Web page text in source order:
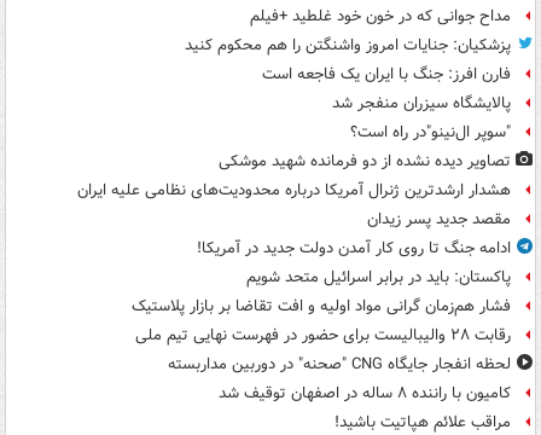
مداح جوانی که در خون خود غلطید +فیلم
پزشکیان: جنایات امروز واشنگتن را هم محکوم کنید
فارن افرز: جنگ با ایران یک فاجعه است
پالایشگاه سیزران منفجر شد
"سوپر ال‌نینو"در راه است؟
تصاویر دیده‌ نشده از دو فرمانده شهید موشکی
هشدار ارشدترین ژنرال آمریکا درباره محدودیت‌های نظامی علیه ایران
مقصد جدید پسر زیدان
ادامه جنگ تا روی کار آمدن دولت جدید در آمریکا!
پاکستان: باید در برابر اسرائیل متحد شویم
فشار هم‌زمان گرانی مواد اولیه و افت تقاضا بر بازار پلاستیک
رقابت ۲۸ والیبالیست برای حضور در فهرست نهایی تیم ملی
لحظه انفجار جایگاه CNG "صحنه" در دوربین مداربسته
کامیون با راننده ۸ ساله در اصفهان توقیف شد
مراقب علائم هپاتیت باشید!